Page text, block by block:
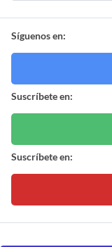
Síguenos en:
Suscríbete en:
Suscríbete en: